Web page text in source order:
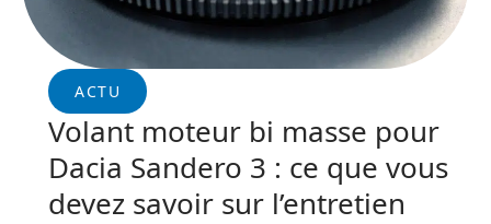
ACTU
Volant moteur bi masse pour
Dacia Sandero 3 : ce que vous
devez savoir sur l’entretien